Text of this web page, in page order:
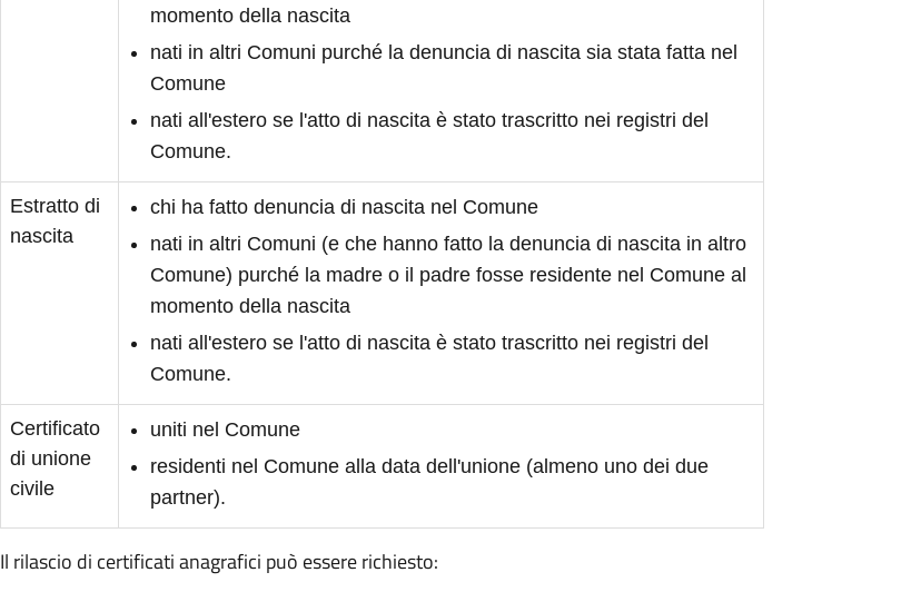
momento della nascita
nati in altri Comuni purché la denuncia di nascita sia stata fatta nel
Comune
nati all'estero se l'atto di nascita è stato trascritto nei registri del
Comune.
Estratto di
nascita
chi ha fatto denuncia di nascita nel Comune
nati in altri Comuni (e che hanno fatto la denuncia di nascita in altro
Comune) purché la madre o il padre fosse residente nel Comune al
momento della nascita
nati all'estero se l'atto di nascita è stato trascritto nei registri del
Comune.
Certificato
di unione
civile
uniti nel Comune
residenti nel Comune alla data dell'unione (almeno uno dei due
partner).
Il rilascio di certificati anagrafici può essere richiesto: